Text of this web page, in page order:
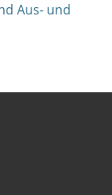
Aus- und